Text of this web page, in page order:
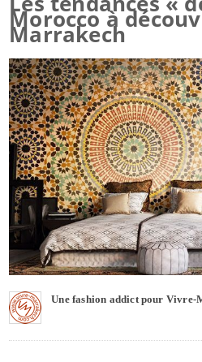
Morocco à
Marrakech
Une fashion addict pour Vivre-